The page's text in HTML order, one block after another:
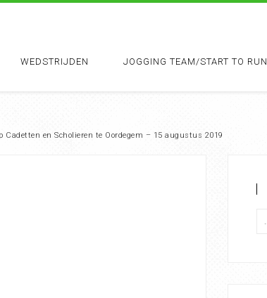
WEDSTRIJDEN JOGGING TEAM/START TO RUN
en Scholieren te Oordegem – 15 augustus 2019